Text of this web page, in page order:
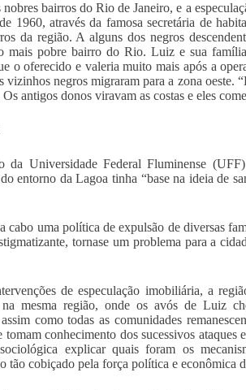
bairros do Rio de Janeiro, e a
1960, através da famosa secretária de
da região. A alguns dos negros
mais pobre bairro do Rio. Luiz e sua
o oferecido e valeria muito mais após a
negros migraram para a zona oeste.
antigos donos viravam as costas e eles
da Universidade Federal Fluminense
entorno da Lagoa tinha “base na ideia de
cabo uma política de expulsão de diversas
tornase um problema para a
de especulação imobiliária, a
mesma região, onde os avós de Luiz
como todas as comunidades
tomam conhecimento dos sucessivos
explicar quais foram os
tão cobiçado pela força política e econômica